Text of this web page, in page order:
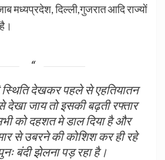
मध्यप्रदेश, दिल्ली,गुजरात आदि राज्यों
देखकर पहले से एहतियातन
देखा जाय तो इसकी बढ़ती रफ्तार
को दहशत मे डाल दिया है और
से उबरने की कोशिश कर ही रहे
बंदी झेलना पड़ रहा है।